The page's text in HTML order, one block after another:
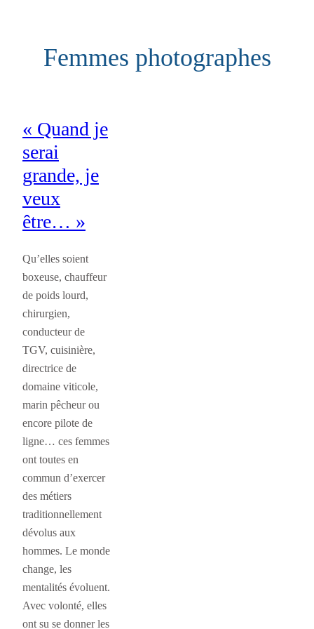
Femmes photographes
« Quand je
serai
grande, je
veux
être… »
Qu’elles soient
boxeuse, chauffeur
de poids lourd,
chirurgien,
conducteur de
TGV, cuisinière,
directrice de
domaine viticole,
marin pêcheur ou
encore pilote de
ligne… ces femmes
ont toutes en
commun d’exercer
des métiers
traditionnellement
dévolus aux
hommes. Le monde
change, les
mentalités évoluent.
Avec volonté, elles
ont su se donner les